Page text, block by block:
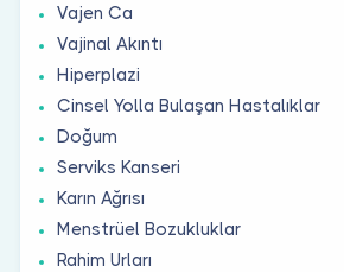
Vajen Ca
Vajinal Akıntı
Hiperplazi
Cinsel Yolla Bulaşan Hastalıklar
Doğum
Serviks Kanseri
Karın Ağrısı
Menstrüel Bozukluklar
Rahim Urları